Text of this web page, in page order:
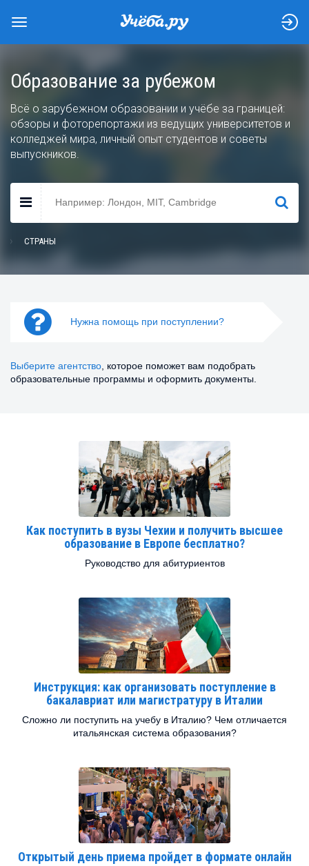
Образование за рубежом
Всё о зарубежном образовании и учёбе за границей:
обзоры и фоторепортажи из ведущих университетов и
колледжей мира, личный опыт студентов и советы
выпускников.
НАЙТИ
СТРАНЫ
Нужна помощь при поступлении?
Выберите агентство , которое поможет вам подобрать
образовательные программы и оформить документы.
Как поступить в вузы Чехии и получить высшее
образование в Европе бесплатно?
Руководство для абитуриентов
Инструкция: как организовать поступление в
бакалавриат или магистратуру в Италии
Сложно ли поступить на учебу в Италию? Чем отличается
итальянская система образования?
Открытый день приема пройдет в формате онлайн